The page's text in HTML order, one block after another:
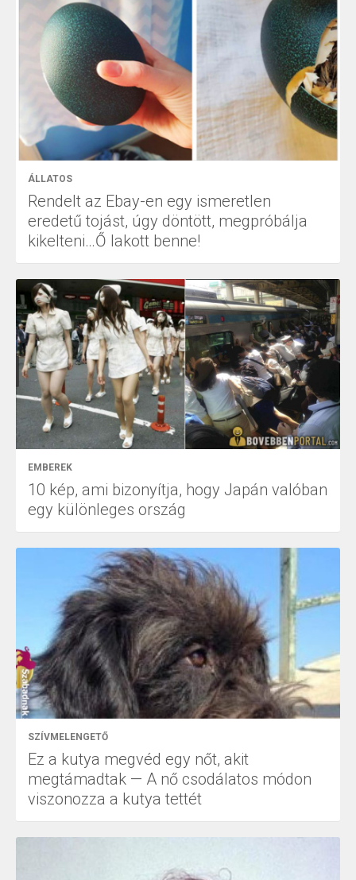
ÁLLATOS
Rendelt az Ebay-en egy ismeretlen
eredetű tojást, úgy döntött, megpróbálja
kikelteni…Ő lakott benne!
EMBEREK
10 kép, ami bizonyítja, hogy Japán valóban
egy különleges ország
SZÍVMELENGETŐ
Ez a kutya megvéd egy nőt, akit
megtámadtak — A nő csodálatos módon
viszonozza a kutya tettét